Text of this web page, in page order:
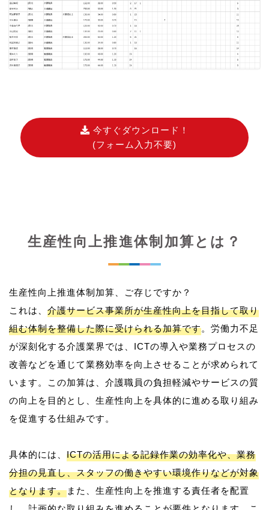
今すぐダウンロード！
(フォーム入力不要)
生産性向上推進体制加算とは？
生産性向上推進体制加算、ご存じですか？
これは、 介護サービス事業所が生産性向上を目指して取り
組む体制を整備した際に受けられる加算です。労働力不足
が深刻化する介護業界では、ICTの導入や業務プロセスの
改善などを通じて業務効率を向上させることが求められて
います。この加算は、介護職員の負担軽減やサービスの質
の向上を目的とし、生産性向上を具体的に進める取り組み
を促進する仕組みです。
具体的には、 ICTの活用による記録作業の効率化や、業務
分担の見直し、スタッフの働きやすい環境作りなどが対象
となります。また、生産性向上を推進する責任者を配置